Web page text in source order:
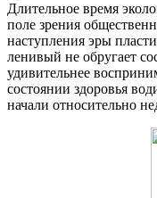
Длительное время
поле зрения
наступления эры
ленивый не обругает
удивительнее
состоянии здоровья
начали относительно